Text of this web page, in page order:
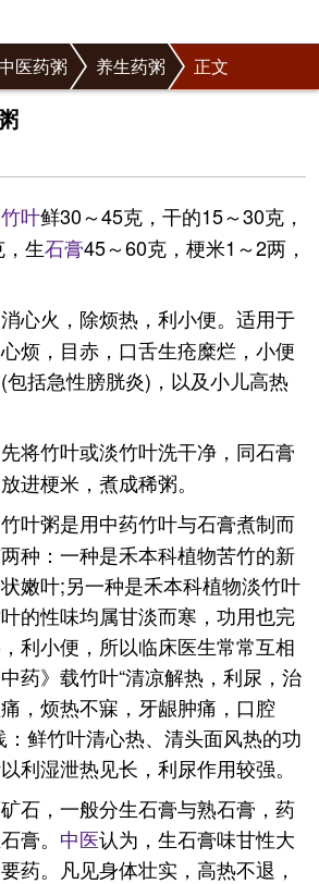
医药粥 养生药粥 正文
竹叶鲜30～45克，干的15～30克，
生石膏45～60克，梗米1～2两，
消心火，除烦热，利小便。适用于
烦，目赤，口舌生疮糜烂，小便
括急性膀胱炎)，以及小儿高热
先将竹叶或淡竹叶洗干净，同石膏
进梗米，煮成稀粥。
竹叶粥是用中药竹叶与石膏煮制而
种：一种是禾本科植物苦竹的新
嫩叶;另一种是禾本科植物淡竹叶
的性味均属甘淡而寒，功用也完
利小便，所以临床医生常常互相
药》载竹叶“清凉解热，利尿，治
，烦热不寐，牙龈肿痛，口腔
：鲜竹叶清心热、清头面风热的功
利湿泄热见长，利尿作用较强。
石，一般分生石膏与熟石膏，药
膏。 中医认为，生石膏味甘性大
药。凡见身体壮实，高热不退，